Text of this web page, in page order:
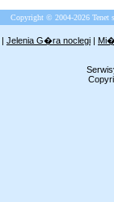
Copyright © 2004-2026
| Jelenia G�ra noclegi |